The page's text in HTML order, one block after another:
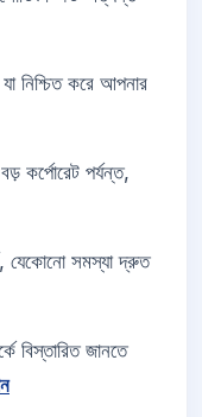
নিশ্চিত করে আপনার
কর্পোরেট পর্যন্ত,
যেকোনো সমস্যা দ্রুত
বিস্তারিত জানতে